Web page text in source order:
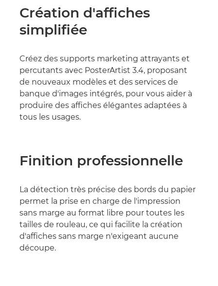
Création d'affiches
simplifiée
Créez des supports marketing attrayants et
percutants avec PosterArtist 3.4, proposant
de nouveaux modèles et des services de
banque d'images intégrés, pour vous aider à
produire des affiches élégantes adaptées à
tous les usages.
Finition professionnelle
La détection très précise des bords du papier
permet la prise en charge de l'impression
sans marge au format libre pour toutes les
tailles de rouleau, ce qui facilite la création
d'affiches sans marge n'exigeant aucune
découpe.